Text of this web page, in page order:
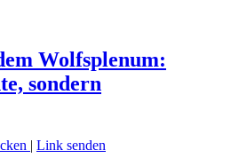
Wolfsplenum:
sondern
| Link senden